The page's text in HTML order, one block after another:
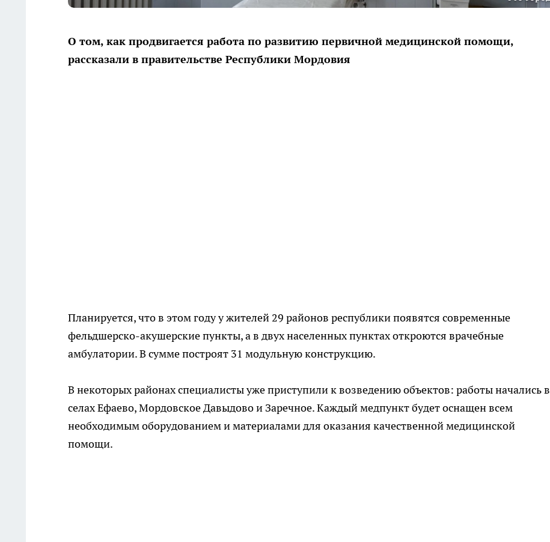
О том, как продвигается работа по развитию первичной медицинской помощи,
рассказали в правительстве Республики Мордовия
Планируется, что в этом году у жителей 29 районов республики появятся современные
фельдшерско-акушерские пункты, а в двух населенных пунктах откроются врачебные
амбулатории. В сумме построят 31 модульную конструкцию.
В некоторых районах специалисты уже приступили к возведению объектов: работы начались в
селах Ефаево, Мордовское Давыдово и Заречное. Каждый медпункт будет оснащен всем
необходимым оборудованием и материалами для оказания качественной медицинской
помощи.